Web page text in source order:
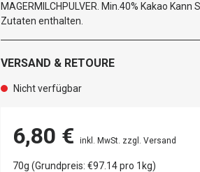
MAGERMILCHPULVER. Min.40% Kakao
Zutaten enthalten.
VERSAND & RETOURE
Nicht verfügbar
6,80 € inkl. MwSt. zzgl. Versand
70g (Grundpreis: €97.14 pro 1kg)